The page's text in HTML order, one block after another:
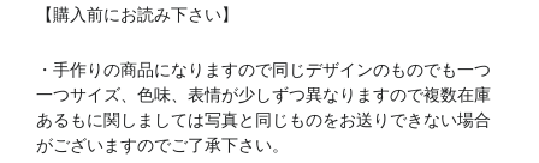
【購入前にお読み下さい】
・手作りの商品になりますので同じデザインのものでも一つ
一つサイズ、色味、表情が少しずつ異なりますので複数在庫
あるもに関しましては写真と同じものをお送りできない場合
がございますのでご了承下さい。